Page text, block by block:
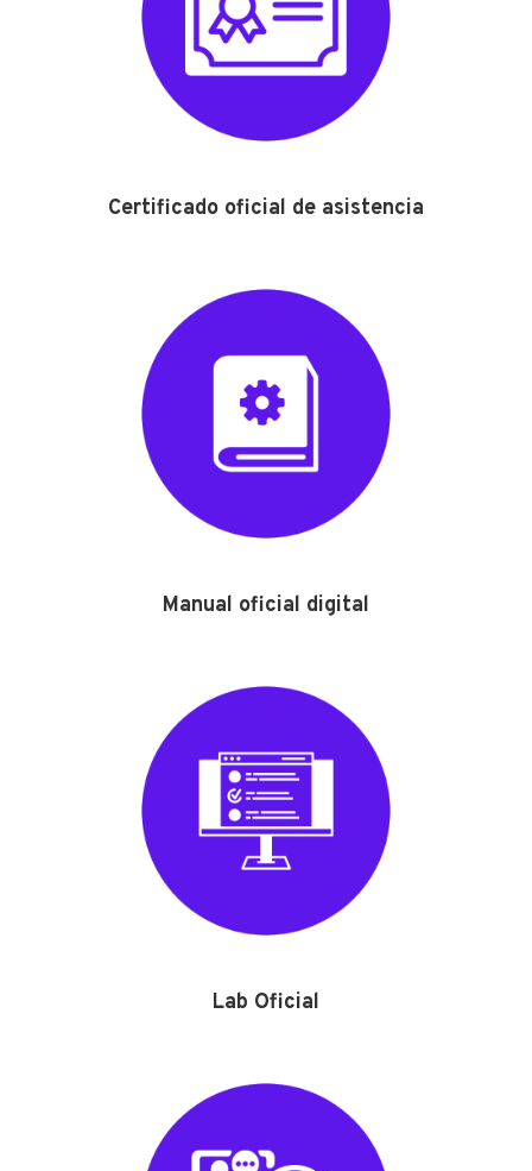
Certificado oficial de asistencia
Manual oficial digital
Lab Oficial